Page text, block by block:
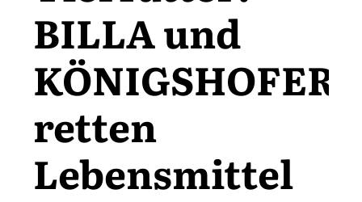
BILLA und
KÖNIGSHOFER
retten
Lebensmittel